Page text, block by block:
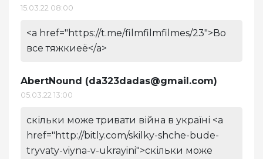
15.03.22 08:00
<a href="https://t.me/filmfilmfilmes/23">Во
все тяжкиеё</a>
AbertNound (da323dadas@gmail.com)
05.03.22 13:00
скільки може тривати війна в україні <a
href="http://bitly.com/skilky-shche-bude-
tryvaty-viyna-v-ukrayini">скільки може